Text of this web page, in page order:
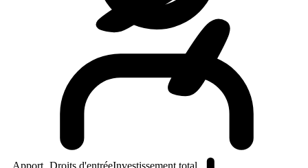
Apport Droits d'entréeInvestissement total